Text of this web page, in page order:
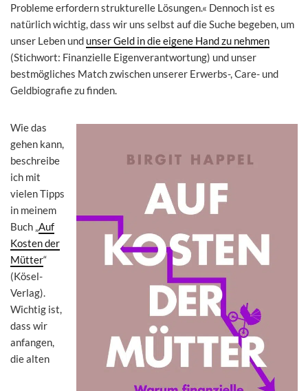
Probleme erfordern strukturelle Lösungen.« Dennoch ist es
natürlich wichtig, dass wir uns selbst auf die Suche begeben, um
unser Leben und unser Geld in die eigene Hand zu nehmen
(Stichwort: Finanzielle Eigenverantwortung) und unser
bestmögliches Match zwischen unserer Erwerbs-, Care- und
Geldbiografie zu finden.
Wie das
gehen kann,
beschreibe
ich mit
vielen Tipps
in meinem
Buch „Auf
Kosten der
Mütter“
(Kösel-
Verlag).
Wichtig ist,
dass wir
anfangen,
die alten